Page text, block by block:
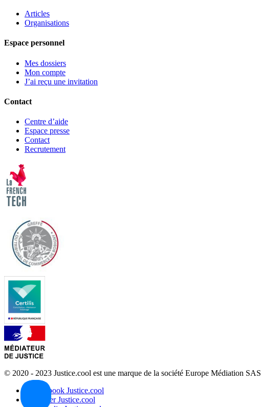
Articles
Organisations
Espace personnel
Mes dossiers
Mon compte
J’ai reçu une invitation
Contact
Centre d’aide
Espace presse
Contact
Recrutement
© 2020 - 2023 Justice.cool est une marque de la société Europe Médiation SAS